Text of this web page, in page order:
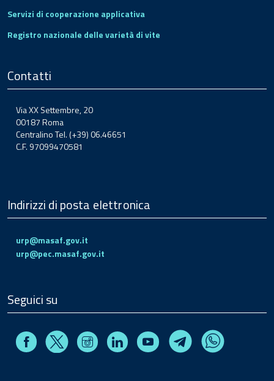
Servizi di cooperazione applicativa
Registro nazionale delle varietà di vite
Contatti
Via XX Settembre, 20
00187 Roma
Centralino Tel. (+39) 06.46651
C.F. 97099470581
Indirizzi di posta elettronica
urp@masaf.gov.it
urp@pec.masaf.gov.it
Seguici su
FacebookX InstagramLinkedin Youtube TelegramWhatsapp